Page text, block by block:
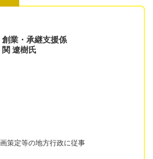
創業・承継支援係
関 遼樹氏
策定等の地方行政に従事